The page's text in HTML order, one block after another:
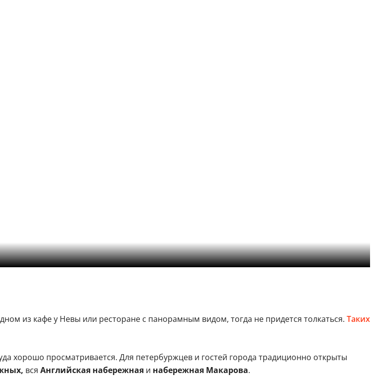
из кафе у Невы или ресторане с панорамным видом, тогда не придется толкаться.Таких